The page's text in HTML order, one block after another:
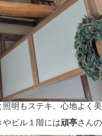
明もステキ。心地よく
やビル１階には頑亭さん